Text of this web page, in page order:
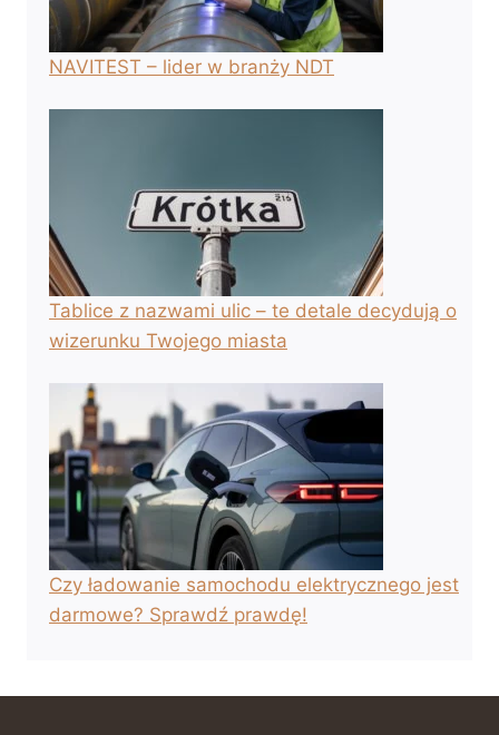
NAVITEST – lider w branży NDT
Tablice z nazwami ulic – te detale decydują o
wizerunku Twojego miasta
Czy ładowanie samochodu elektrycznego jest
darmowe? Sprawdź prawdę!